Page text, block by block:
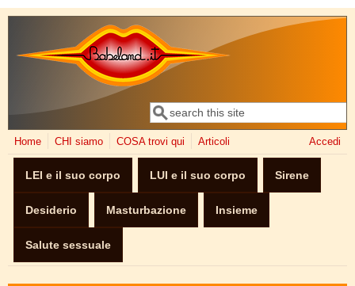
Salta al contenuto principale
Form di ricerca
Cerca
Home CHI siamo COSA trovi qui Articoli Accedi
LEI e il suo corpo LUI e il suo corpo Sirene
Desiderio Masturbazione Insieme
Salute sessuale